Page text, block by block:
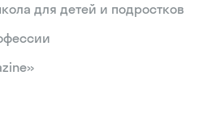
для детей и подростков